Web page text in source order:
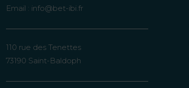
Email : info@bet-ibi.fr
110 rue des Tenettes
73190 Saint-Baldoph